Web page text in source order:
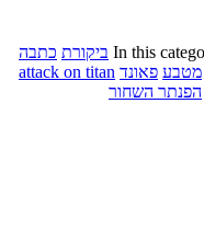
In this ביקורת כתבה
מטבע פאונד attack on titan
הפנתר השחור